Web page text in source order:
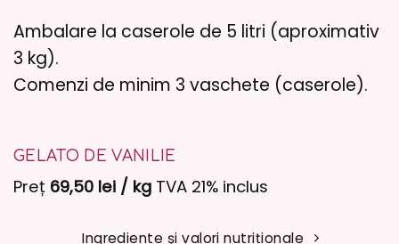
Ambalare la caserole de 5 litri (aproximativ
3 kg).
Comenzi de minim 3 vaschete (caserole).
GELATO DE VANILIE
Preț 69,50 lei / kg TVA 21% inclus
Ingrediente şi valori nutriționale